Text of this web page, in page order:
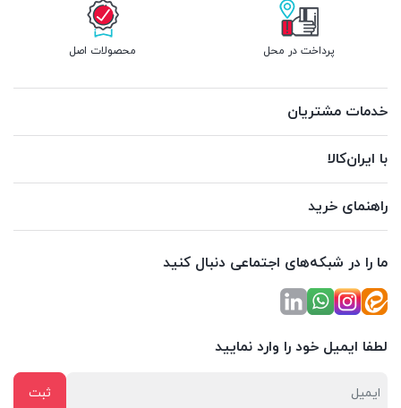
پرداخت در محل محصولات اصل
خدمات مشتریان
با ایران‌کالا
راهنمای خرید
ما را در شبکه‌های اجتماعی دنبال کنید
لطفا ایمیل خود را وارد نمایید